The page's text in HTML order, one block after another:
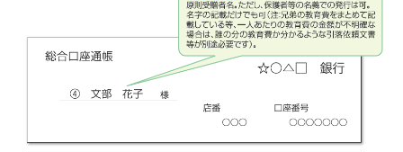
暦年贈与型信託（想いの贈りもの）
生命保険